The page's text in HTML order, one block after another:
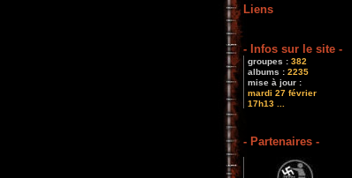
Liens
- Infos sur le site -
groupes : 382
albums : 2235
mise à jour :
mardi 27 février
17h13 ...
- Partenaires -